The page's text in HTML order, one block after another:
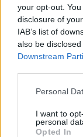
your opt-out.
disclosure of
IAB’s list of
also be
Downstream
Personal
I want to
personal
Opted In
2026. július
Őrizetbe
súlyos
Tate